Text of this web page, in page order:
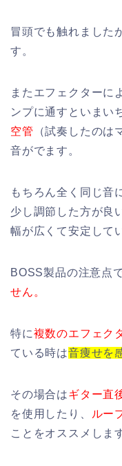
冒頭でも触れました
す。
またエフェクターに
ンプに通すといまい
空管 （試奏したのは
音がでます。
もちろん全く同じ音
少し調節した方が良
幅が広くて安定して
BOSS製品の注意点
せん。
特に複数のエフェク
ている時は音痩せを
その場合はギター直
を使用したり、
ルー
ことをオススメしま